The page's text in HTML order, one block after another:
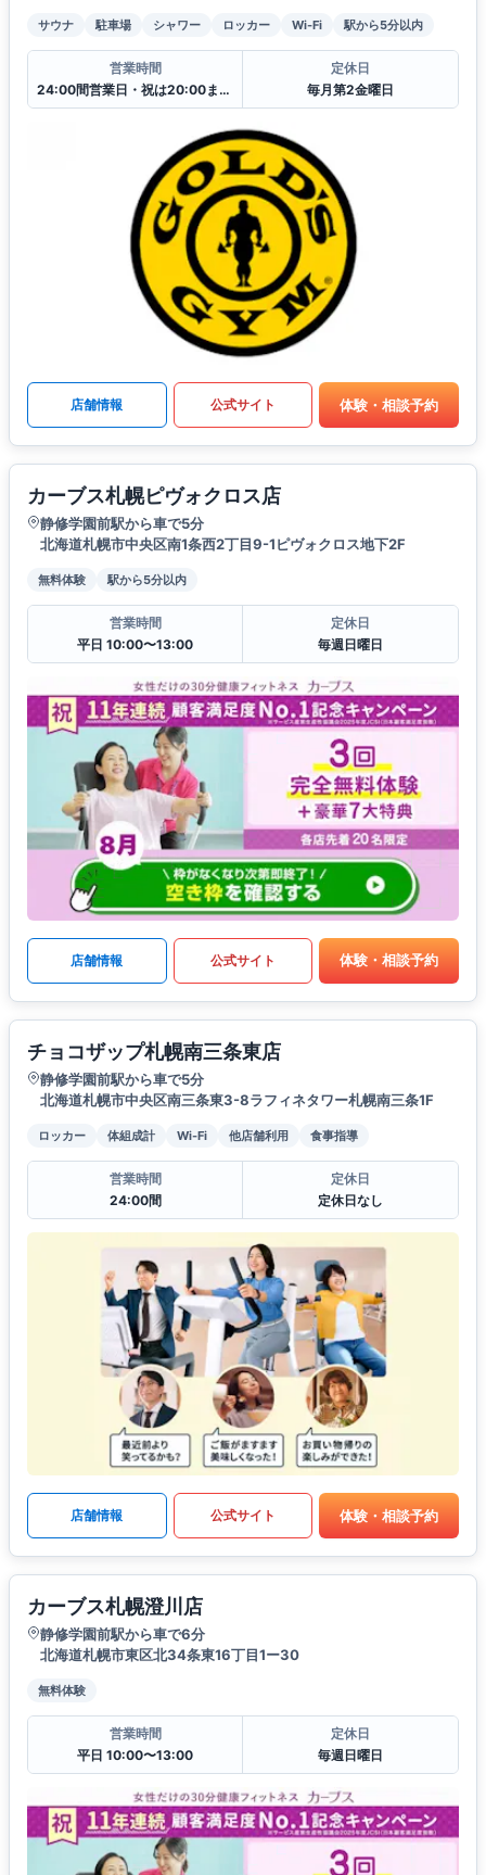
サウナ 駐車場 シャワー ロッカー Wi-Fi 駅から5分以内
営業時間
24:00間営業日・祝は20:00まで翌日10:00からの営業となります.
定休日
毎月第2金曜日
店舗情報 公式サイト 体験・相談予約
カーブス札幌ピヴォクロス店
静修学園前駅から車で5分
北海道札幌市中央区南1条西2丁目9-1ピヴォクロス地下2F
無料体験 駅から5分以内
営業時間
平日 10:00〜13:00
定休日
毎週日曜日
店舗情報 公式サイト 体験・相談予約
チョコザップ札幌南三条東店
静修学園前駅から車で5分
北海道札幌市中央区南三条東3-8ラフィネタワー札幌南三条1F
ロッカー 体組成計 Wi-Fi 他店舗利用 食事指導
営業時間
24:00間
定休日
定休日なし
店舗情報 公式サイト 体験・相談予約
カーブス札幌澄川店
静修学園前駅から車で6分
北海道札幌市東区北34条東16丁目1ー30
無料体験
営業時間
平日 10:00〜13:00
定休日
毎週日曜日